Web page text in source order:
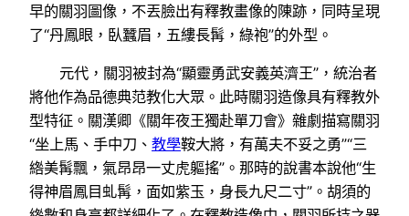
早的關羽圖像，不丟臉出有釋教畫像的陳跡，同時呈現
了“丹鳳眼，臥蠶眉，五縷長髯，綠袍”的外型。
元代，關羽被封為“顯靈勇武安義英濟王”，統治者
將他作為品德典范教化大眾。此時關羽造像具有釋教外
型特征。關漢卿《關年夜王獨赴單刀會》雜劇描寫關羽
“坐上馬、手中刀、 教學鞍大將，有萬夫不妥之勇”“三
綹美髯飄，氣昂昂一丈虎軀搖”。那時的說書本說他“生
得神眉鳳目虬髯，面如紫玉，身長九尺二寸”。胡須的